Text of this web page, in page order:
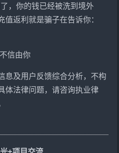
，你的钱已经被洗到境外
返利就是骗子在告诉你：
信由你
息及用户反馈综合分析，不构
体法律问题，请咨询执业律